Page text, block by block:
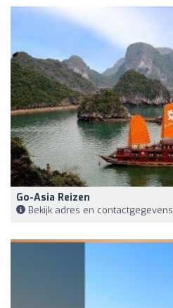
Go-Asia Reizen
Bekijk adres en contactgegevens